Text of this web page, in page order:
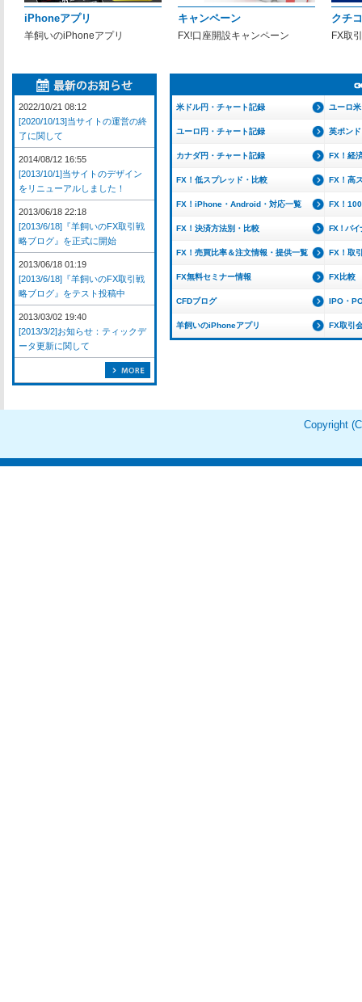
iPhoneアプリ
羊飼いのiPhoneアプリ
キャンペーン
FX!口座開設キャンペーン
クチ
FX取
米ドル円・チャート記録 ユーロ
ユーロ円・チャート記録 英ポン
カナダ円・チャート記録 FX！経
FX！低スプレッド・比較 FX！高
FX！iPhone・Android・対応一覧 FX！
FX！決済方法別・比較 FX！バイ
FX！売買比率＆注文情報・提供一覧 FX！取
FX無料セミナー情報 FX比較
CFDブログ IPO・
羊飼いのiPhoneアプリ FX取引
2022/10/21 08:12
[2020/10/13]当サイトの運営の終
了に関して
2014/08/12 16:55
[2013/10/1]当サイトのデザイン
をリニューアルしました！
2013/06/18 22:18
[2013/6/18]『羊飼いのFX取引戦
略ブログ』を正式に開始
2013/06/18 01:19
[2013/6/18]『羊飼いのFX取引戦
略ブログ』をテスト投稿中
2013/03/02 19:40
[2013/3/2]お知らせ：ティックデ
ータ更新に関して
Copyright